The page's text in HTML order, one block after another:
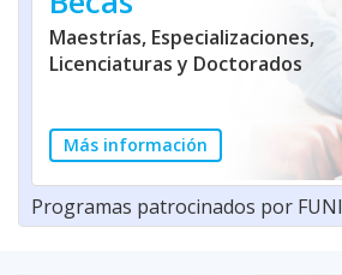
Maestrías, Especializaciones,
Licenciaturas y Doctorados
Más información
Programas patrocinados por